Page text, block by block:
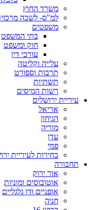
משרד החוץ
למ"ס- לשכה
משפטים
בתי המשפט
חוק ומשפט
עורכי דין
עלייה וקליטה
תרבות וספורט
תשתיות
רשות המיסים
עיריית ירושלים
אריאל
הגיחון
מוריה
עדן
פמי
בחירות לעיריית
תחבורה
אור ירוק
אוטובוסים ומוניות
אופניים ודו גלגליים
חניה